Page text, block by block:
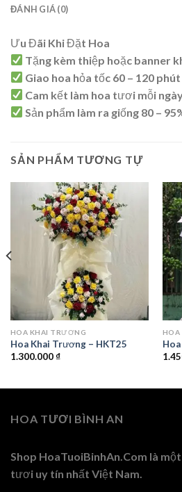
ĐÁNH GIÁ (0)
Ưu Đãi Khi Đặt Hoa
Tặng kèm thiệp hoặc banner
Giao hoa hỏa tốc 60 – 120 phút
Cam kết làm hoa tươi mỗi
Sản phẩm làm ra giống 80 –
SẢN PHẨM TƯƠNG TỰ
HOA KHAI TRƯƠNG
Hoa Khai Trương – HKT25
1.300.000₫
HOA
HOA TƯƠI BÌNH AN
Shop HoaTuoiBinhAn.Com là
tươi uy tín nhất Việt Nam.